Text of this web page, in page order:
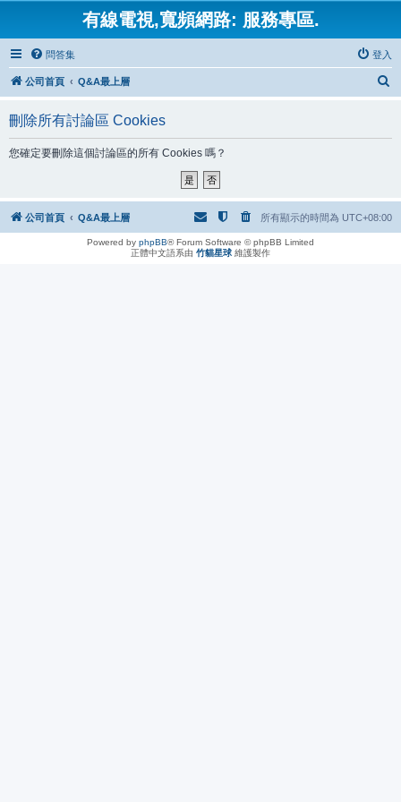
有線電視,寬頻網路: 服務專區.
問答集 登入
公司首頁 Q&A最上層
刪除所有討論區 Cookies
您確定要刪除這個討論區的所有 Cookies 嗎？
公司首頁 Q&A最上層 所有顯示的時間為 UTC+08:00
Powered by phpBB® Forum Software © phpBB Limited
正體中文語系由 竹貓星球 維護製作